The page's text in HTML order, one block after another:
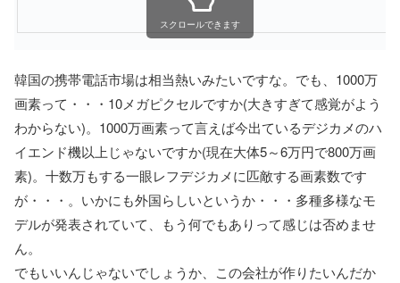
スクロールできます
韓国の携帯電話市場は相当熱いみたいですな。でも、1000万
画素って・・・10メガピクセルですか(大きすぎて感覚がよう
わからない)。1000万画素って言えば今出ているデジカメのハ
イエンド機以上じゃないですか(現在大体5～6万円で800万画
素)。十数万もする一眼レフデジカメに匹敵する画素数です
が・・・。いかにも外国らしいというか・・・多種多様なモ
デルが発表されていて、もう何でもありって感じは否めませ
ん。
でもいいんじゃないでしょうか、この会社が作りたいんだか